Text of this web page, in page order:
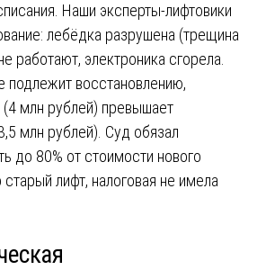
Наши эксперты-лифтовики
лебёдка разрушена (трещина
работают, электроника сгорела.
подлежит восстановлению,
млн рублей) превышает
млн рублей). Суд обязал
до 80% от стоимости нового
лифт, налоговая не имела